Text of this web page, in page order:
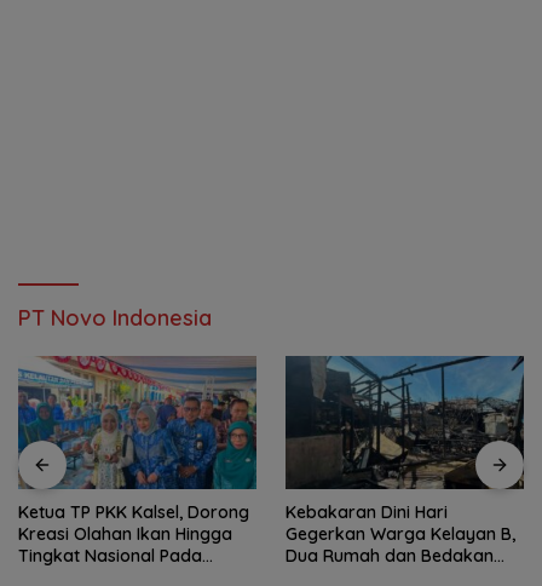
PT Novo Indonesia
Ketua TP PKK Kalsel, Dorong
Kreasi Olahan Ikan Hingga
Tingkat Nasional Pada
Kebakaran Dini Hari
Gegerkan Warga Kelayan B,
Dua Rumah dan Bedakan